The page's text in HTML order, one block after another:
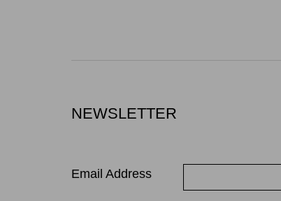
NEWSLETTER
Email Address